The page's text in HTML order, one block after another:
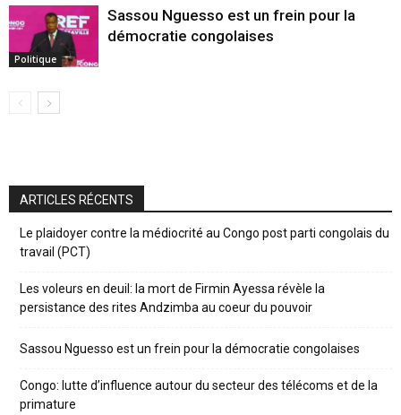
Politique
Sassou Nguesso est un frein pour la
démocratie congolaises
ARTICLES RÉCENTS
Le plaidoyer contre la médiocrité au Congo post parti congolais du
travail (PCT)
Les voleurs en deuil: la mort de Firmin Ayessa révèle la
persistance des rites Andzimba au coeur du pouvoir
Sassou Nguesso est un frein pour la démocratie congolaises
Congo: lutte d’influence autour du secteur des télécoms et de la
primature